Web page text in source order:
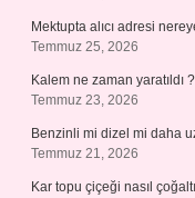
Mektupta alıcı adresi
Temmuz 25, 2026
Kalem ne zaman yaratıldı ?
Temmuz 23, 2026
Benzinli mi dizel mi daha
Temmuz 21, 2026
Kar topu çiçeği nasıl